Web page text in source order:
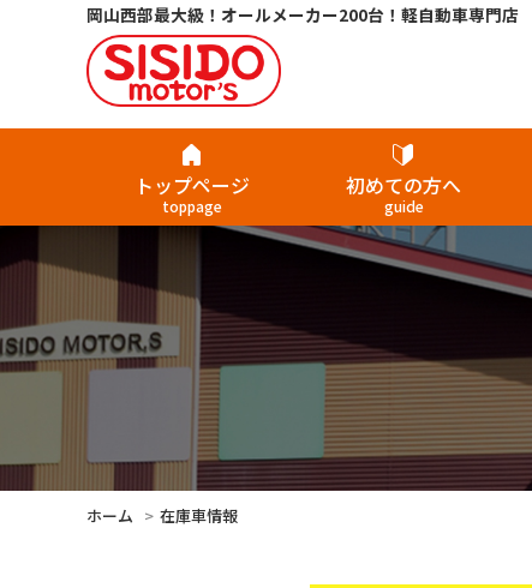
岡山西部最大級！オールメーカー200台！軽自動車専門店
トップページ
toppage
初めての方へ
guide
ホーム 在庫車情報